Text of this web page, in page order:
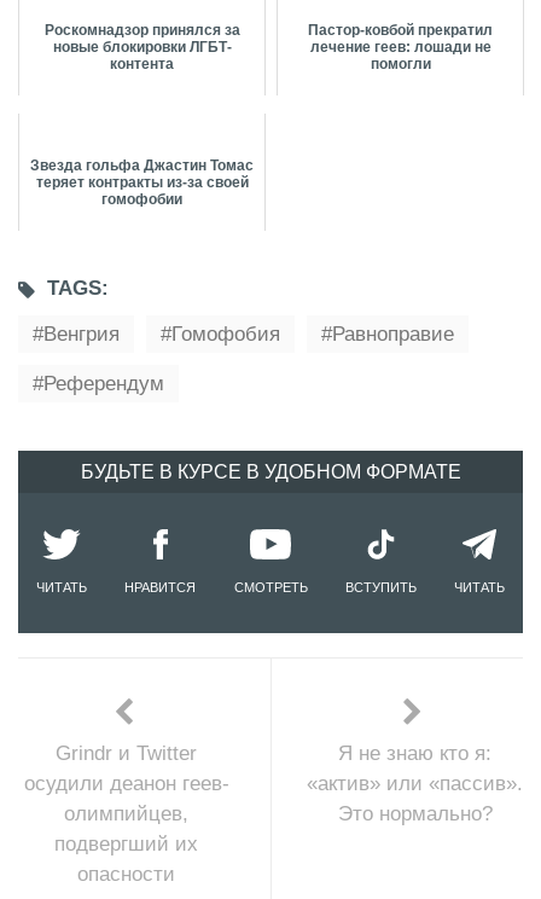
Роскомнадзор принялся за
новые блокировки ЛГБТ-
контента
Пастор-ковбой прекратил
лечение геев: лошади не
помогли
Звезда гольфа Джастин Томас
теряет контракты из-за своей
гомофобии
TAGS:
Венгрия
Гомофобия Равноправие
Референдум
БУДЬТЕ В КУРСЕ В УДОБНОМ ФОРМАТЕ
ЧИТАТЬ НРАВИТСЯ СМОТРЕТЬ ВСТУПИТЬ ЧИТАТЬ
Grindr и Twitter
осудили деанон геев-
олимпийцев,
подвергший их
опасности
Я не знаю кто я:
«актив» или «пассив».
Это нормально?